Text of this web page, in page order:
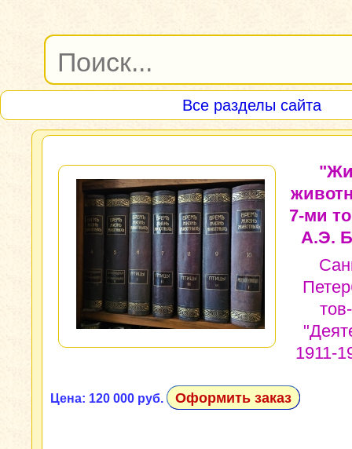
Все разделы сайта
7-ми
А.Э.
1911-
Цена: 120 000 руб. Оформить заказ